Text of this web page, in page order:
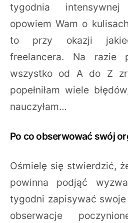
tygodnia
opowiem Wam o
to przy okazji
freelancera. Na razie
wszystko od A do Z
popełniłam wiele
nauczyłam…
Po co obserwować swój
Ośmielę się stwierdzić,
powinna podjąć
tygodni zapisywać swoje
obserwacje